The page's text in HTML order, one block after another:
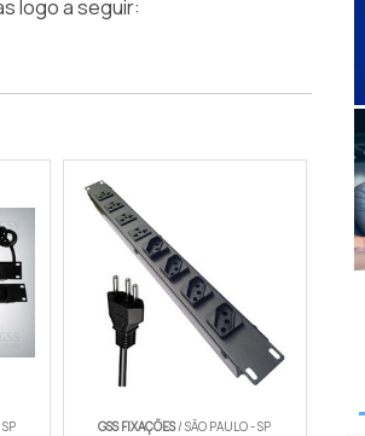
logo a seguir:
GSS FIXAÇÕES/ SÃO PAULO - SP